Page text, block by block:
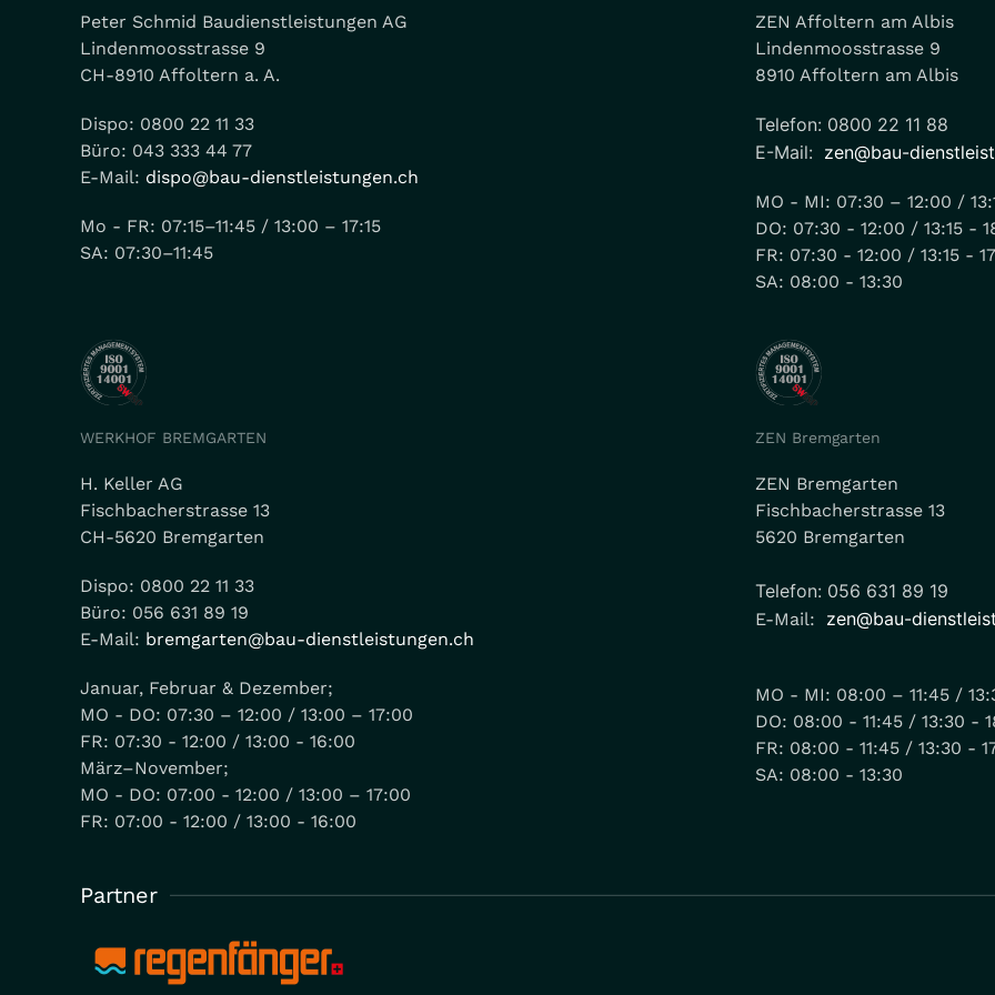
Peter Schmid Baudienstleistungen AG
Lindenmoosstrasse 9
CH-8910 Affoltern a. A.
Dispo: 0800 22 11 33
Büro: 043 333 44 77
E-Mail: dispo@bau-dienstleistungen.ch
Mo - FR: 07:15–11:45 / 13:00 – 17:15
SA: 07:30–11:45
ZEN Affoltern am Albis
Lindenmoosstrasse 9
8910 Affoltern am Albis
Telefon: 0800 22 11 88
E-Mail: zen@bau-
MO - MI: 07:30 – 12:00 /
DO: 07:30 - 12:00 / 13:15 -
FR: 07:30 - 12:00 / 13:15 -
SA: 08:00 - 13:30
WERKHOF BREMGARTEN
H. Keller AG
Fischbacherstrasse 13
CH-5620 Bremgarten
Dispo: 0800 22 11 33
Büro: 056 631 89 19
E-Mail: bremgarten@bau-dienstleistungen.ch
Januar, Februar & Dezember;
MO - DO: 07:30 – 12:00 / 13:00 – 17:00
FR: 07:30 - 12:00 / 13:00 - 16:00
März–November;
MO - DO: 07:00 - 12:00 / 13:00 – 17:00
FR: 07:00 - 12:00 / 13:00 - 16:00
ZEN Bremgarten
ZEN Bremgarten
Fischbacherstrasse 13
5620 Bremgarten
Telefon: 056 631 89 19
E-Mail: zen@bau-
MO - MI: 08:00 – 11:45 /
DO: 08:00 - 11:45 / 13:30 -
FR: 08:00 - 11:45 / 13:30 -
SA: 08:00 - 13:30
Partner